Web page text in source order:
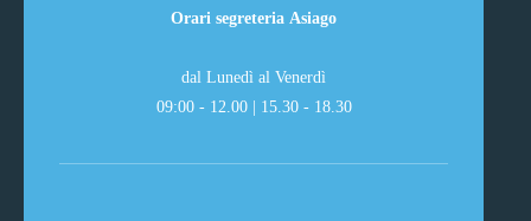
Orari segreteria Asiago
dal Lunedì al Venerdì
09:00 - 12.00 | 15.30 - 18.30